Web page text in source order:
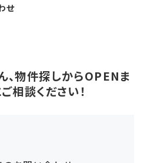
せ
、物件探しからOPENま
相談ください！